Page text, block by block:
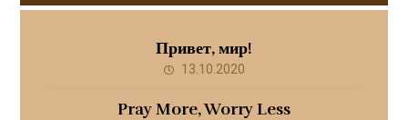
Привет, мир!
13.10.2020
Pray More, Worry Less